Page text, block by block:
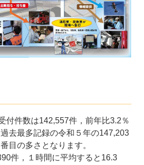
付件数は142,557件，前年比3.2％
去最多記録の令和５年の147,203
目の多さとなります。
件，１時間に平均すると16.3